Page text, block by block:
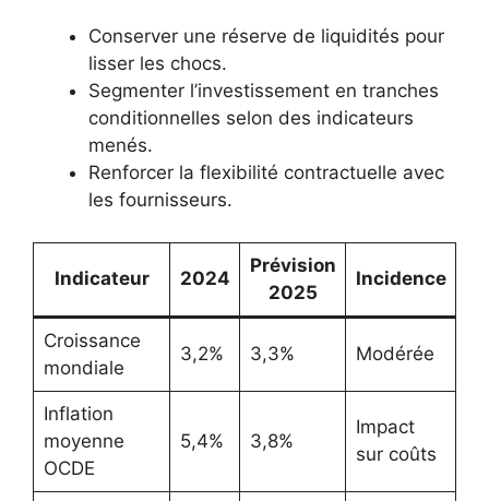
Conserver une réserve de liquidités pour
lisser les chocs.
Segmenter l’investissement en tranches
conditionnelles selon des indicateurs
menés.
Renforcer la flexibilité contractuelle avec
les fournisseurs.
Indicateur 2024
Prévision
2025
Incidence
Croissance
mondiale
3,2% 3,3% Modérée
Inflation
moyenne
OCDE
5,4% 3,8%
Impact
sur coûts